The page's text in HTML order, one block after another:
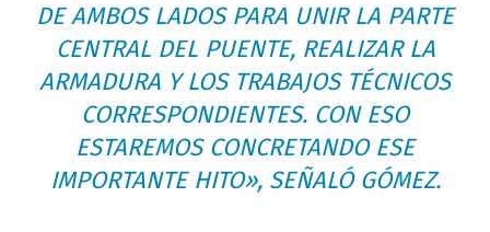
DE AMBOS LADOS PARA UNIR LA PARTE
CENTRAL DEL PUENTE, REALIZAR LA
ARMADURA Y LOS TRABAJOS TÉCNICOS
CORRESPONDIENTES. CON ESO
ESTAREMOS CONCRETANDO ESE
IMPORTANTE HITO», SEÑALÓ GÓMEZ.